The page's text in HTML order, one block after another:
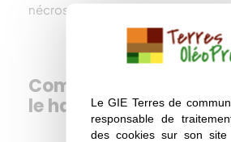
Le GIE Terres de
responsable de
des cookies sur son site
nécrose ses feuilles.
Comment et quand
le haricot ?